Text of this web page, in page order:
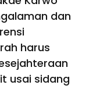
dan
harus
usai sidang